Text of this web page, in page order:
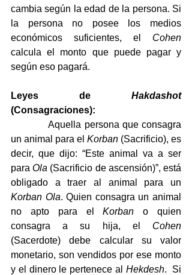
cambia según la edad de la persona. Si
la persona no posee los medios
económicos suficientes, el Cohen
calcula el monto que puede pagar y
según eso pagará.
Leyes de Hakdashot
(Consagraciones):
Aquella persona que consagra
un animal para el Korban (Sacrificio), es
decir, que dijo: “Este animal va a ser
para Ola (Sacrificio de ascensión)”, está
Korban Ola. Quien consagra un animal
no apto para el Korban o quien
consagra a su hija, el Cohen
(Sacerdote) debe calcular su valor
monetario, son vendidos por ese monto
y el dinero le pertenece al Hekdesh.  Si